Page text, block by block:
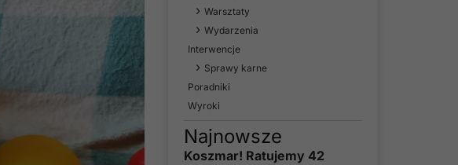
Warsztaty
Wydarzenia
Interwencje
Sprawy karne
Poradniki
Wyroki
Najnowsze
Koszmar! Ratujemy 42